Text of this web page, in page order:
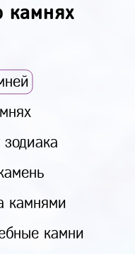
камнях
камнями
камни